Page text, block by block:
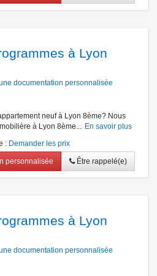
à Lyon
documentation personnalisée
neuf à Lyon 8ème? Nous
à Lyon 8ème... En savoir plus
: Demander les prix
personnalisée Être rappelé(e)
à Lyon
documentation personnalisée